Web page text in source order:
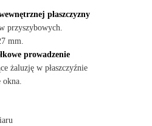
płaszczyzny
przyszybowych.
mm.
prowadzenie
żaluzję w płaszczyźnie
okna.